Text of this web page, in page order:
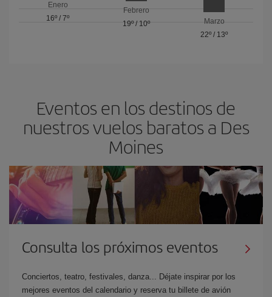
Enero
16º /7º
Febrero
19º/ 10º
Marzo
22º / 13º
Eventos en los destinos de
nuestros vuelos baratos a Des
Moines
Consulta los próximos eventos
Conciertos, teatro, festivales, danza... Déjate inspirar por los
mejores eventos del calendario y reserva tu billete de avión